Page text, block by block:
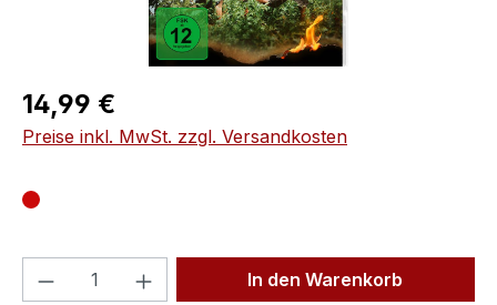
Regulärer Preis:
14,99 €
Preise inkl. MwSt. zzgl. Versandkosten
Produkt Anzahl: Gib denIn den Warenkorb